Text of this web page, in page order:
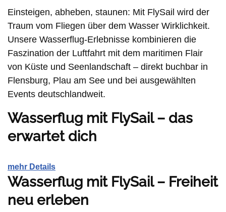
Einsteigen, abheben, staunen: Mit FlySail wird der
Traum vom Fliegen über dem Wasser Wirklichkeit.
Unsere Wasserflug-Erlebnisse kombinieren die
Faszination der Luftfahrt mit dem maritimen Flair
von Küste und Seenlandschaft – direkt buchbar in
Flensburg, Plau am See und bei ausgewählten
Events deutschlandweit.
Wasserflug mit FlySail – das
erwartet dich
mehr Details
Wasserflug mit FlySail – Freiheit
neu erleben